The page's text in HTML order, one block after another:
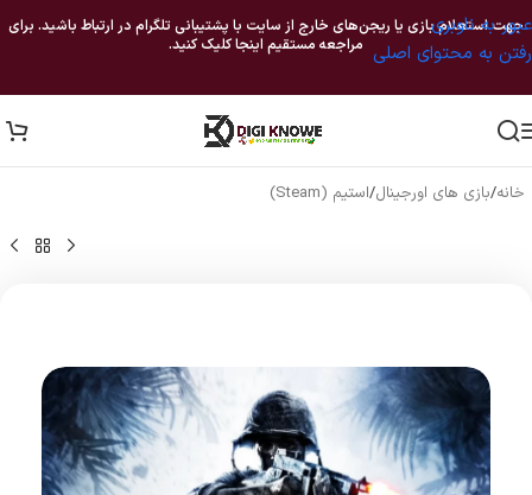
عبور به ناوبری
رفتن به محتوای اصلی
جهت استعلام بازی یا ریجن‌های خارج از سایت با پشتیبانی تلگرام در ارتباط باشید. برای
مراجعه مستقیم اینجا کلیک کنید.
خانه/بازی های اورجینال/استیم (Steam)